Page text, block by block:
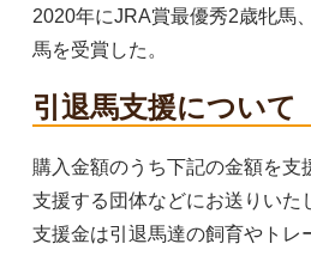
2020年にJRA賞最優秀2歳牝馬
馬を受賞した。
引退馬支援について
購入金額のうち下記の金額を支
支援する団体などにお送りいた
支援金は引退馬達の飼育やトレ